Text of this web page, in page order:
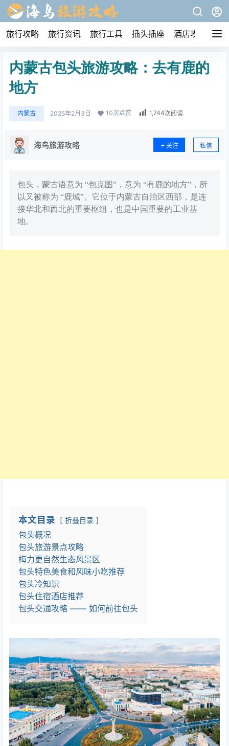
旅行攻略 旅行资讯 旅行工具 插头插座 酒店攻略
内蒙古包头旅游攻略：去有鹿的
地方
内蒙古 2025年2月3日 10次点赞 1,744次阅读
海鸟旅游攻略 关注 私信
包头，蒙古语意为 “包克图”，意为 “有鹿的地方”，所
以又被称为 “鹿城”。它位于内蒙古自治区西部，是连
接华北和西北的重要枢纽，也是中国重要的工业基
地。
本文目录 折叠目录
包头概况
包头旅游景点攻略
梅力更自然生态风景区
包头特色美食和风味小吃推荐
包头冷知识
包头住宿酒店推荐
包头交通攻略 —— 如何前往包头